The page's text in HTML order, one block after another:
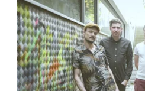
40 Minute)
Barfußpfad &
Markt & Aufführungen
Bahnhof) - SCHMECKEN